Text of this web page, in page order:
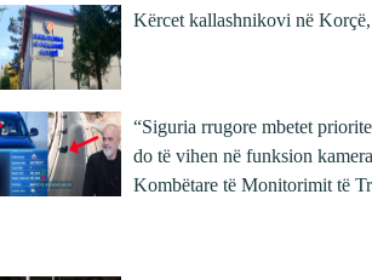
Kërcet kallashnikovi në
“Siguria rrugore mbetet
do të vihen në funksion
Kombëtare të Monitorimit të